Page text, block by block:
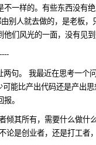
一样的。有些东西没有
别人就去做的，是老板
们风光的一面，没有见到
句。 我最近在思考一
能比产出代码还是产出
。
倾其所有，需要什么做
是创业者，还是打工者